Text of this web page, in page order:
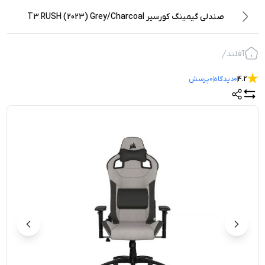
صندلی گیمینگ کورسیر T3 RUSH (2023) Grey/Charcoal
آفلند
4.2
0دیدگاه0پرسش